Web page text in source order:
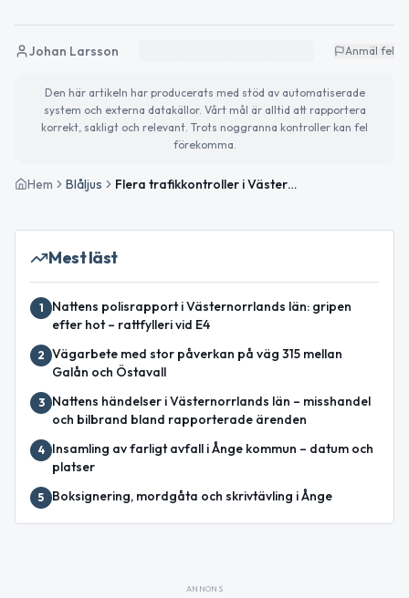
Johan Larsson Anmäl fel
Den här artikeln har producerats med stöd av automatiserade
system och externa datakällor. Vårt mål är alltid att rapportera
korrekt, sakligt och relevant. Trots noggranna kontroller kan fel
förekomma.
Hem Blåljus Flera trafikkontroller i Västernorrland – narkotikapåverkad förare anmäld
Mest läst
1
Nattens polisrapport i Västernorrlands län: gripen
efter hot – rattfylleri vid E4
2 Vägarbete med stor påverkan på väg 315 mellan
Galån och Östavall
3
Nattens händelser i Västernorrlands län – misshandel
och bilbrand bland rapporterade ärenden
4
Insamling av farligt avfall i Ånge kommun – datum och
platser
5 Boksignering, mordgåta och skrivtävling i Ånge
ANNONS